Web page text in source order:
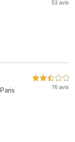
53 avis
2,5 étoiles sur 5
76 avis